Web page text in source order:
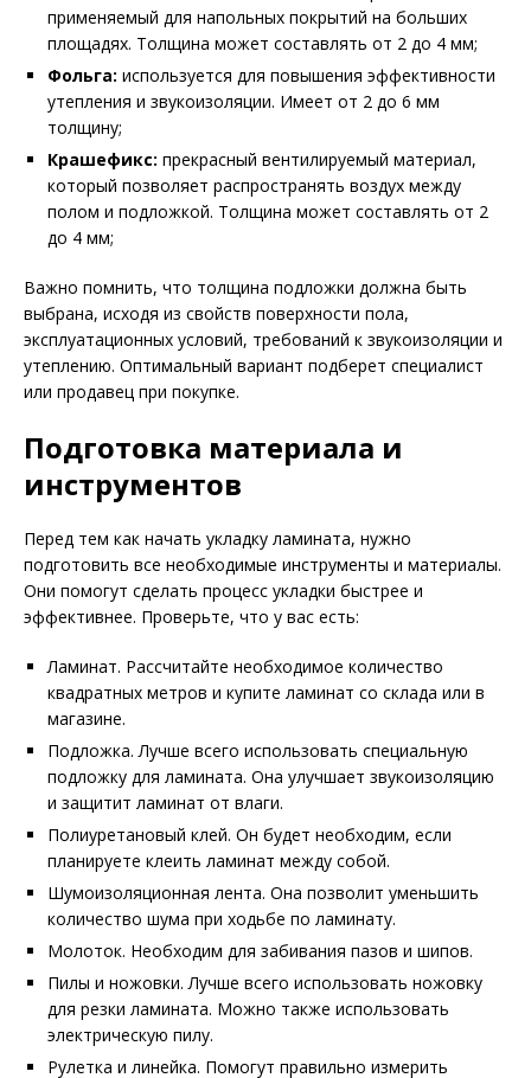
применяемый для напольных покрытий на больших
площадях. Толщина может составлять от 2 до 4 мм;
Фольга: используется для повышения эффективности
утепления и звукоизоляции. Имеет от 2 до 6 мм
толщину;
Крашефикс: прекрасный вентилируемый материал,
который позволяет распространять воздух между
полом и подложкой. Толщина может составлять от 2
до 4 мм;
Важно помнить, что толщина подложки должна быть
выбрана, исходя из свойств поверхности пола,
эксплуатационных условий, требований к звукоизоляции и
утеплению. Оптимальный вариант подберет специалист
или продавец при покупке.
Подготовка материала и
инструментов
Перед тем как начать укладку ламината, нужно
подготовить все необходимые инструменты и материалы.
Они помогут сделать процесс укладки быстрее и
эффективнее. Проверьте, что у вас есть:
Ламинат. Рассчитайте необходимое количество
квадратных метров и купите ламинат со склада или в
магазине.
Подложка. Лучше всего использовать специальную
подложку для ламината. Она улучшает звукоизоляцию
и защитит ламинат от влаги.
Полиуретановый клей. Он будет необходим, если
планируете клеить ламинат между собой.
Шумоизоляционная лента. Она позволит уменьшить
количество шума при ходьбе по ламинату.
Молоток. Необходим для забивания пазов и шипов.
Пилы и ножовки. Лучше всего использовать ножовку
для резки ламината. Можно также использовать
электрическую пилу.
Рулетка и линейка. Помогут правильно измерить